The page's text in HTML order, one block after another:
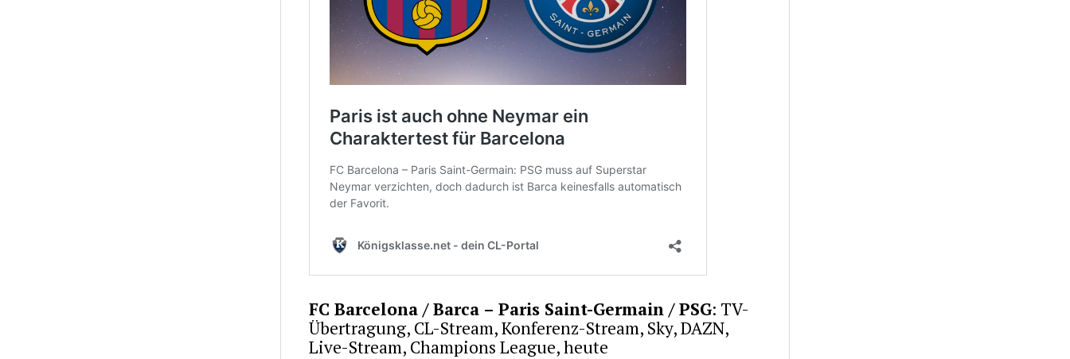
FC Barcelona / Barca – Paris Saint-Germain / PSG: TV-
Übertragung, CL-Stream, Konferenz-Stream, Sky, DAZN,
Live-Stream, Champions League, heute